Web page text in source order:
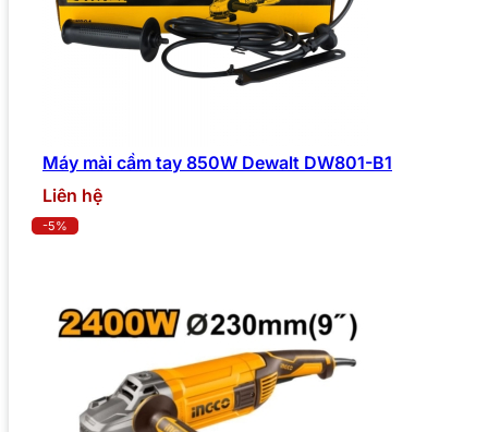
Máy mài cầm tay 850W Dewalt DW801-B1
Liên hệ
-5%